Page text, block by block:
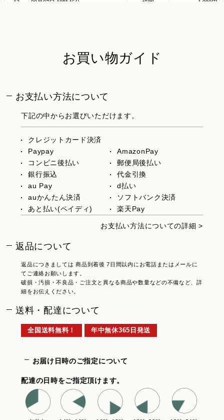
お買い物ガイド
お支払い方法について
下記の中からお選びいただけます。
クレジットカード決済
Paypay
AmazonPay
コンビニ後払い
郵便局後払い
銀行振込
代金引換
au Pay
d払い
auかんたん決済
ソフトバンク決済
あと払い(ペイディ)
楽天Pay
お支払い方法についての詳細 >
返品について
返品につきましては 商品到着後 7日間以内にお電話またはメールに
てご連絡お願いします。
破損・汚損・不良品・ご注文と異なる商品や数量などの不備など、詳
細をお伝えください。
送料・配達について
全国送料無料！ 年中無休365日発送
お届け日時のご指定について
配達の日時をご指定頂けます。